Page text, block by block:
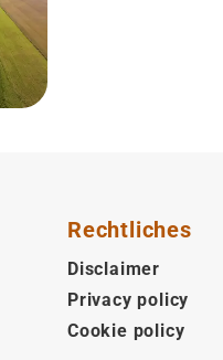
Rechtliches
Disclaimer
Privacy policy
Cookie policy